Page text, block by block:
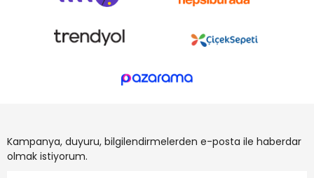
Kampanya, duyuru, bilgilendirmelerden e-posta ile haberdar
olmak istiyorum.